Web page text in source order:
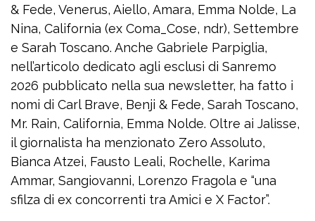
& Fede, Venerus, Aiello, Amara, Emma Nolde, La
Nina, California (ex Coma_Cose, ndr), Settembre
e Sarah Toscano. Anche Gabriele Parpiglia,
nell’articolo dedicato agli esclusi di Sanremo
2026 pubblicato nella sua newsletter, ha fatto i
nomi di Carl Brave, Benji & Fede, Sarah Toscano,
Mr. Rain, California, Emma Nolde. Oltre ai Jalisse,
il giornalista ha menzionato Zero Assoluto,
Bianca Atzei, Fausto Leali, Rochelle, Karima
Ammar, Sangiovanni, Lorenzo Fragola e “una
sfilza di ex concorrenti tra Amici e X Factor”.